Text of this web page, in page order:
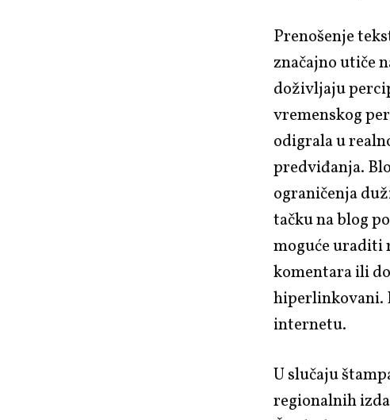
Prenošenje
značajno utiče
doživljaju
vremenskog
odigrala u
predviđanja.
ograničenja
tačku na blog
moguće uraditi
komentara ili
hiperlinkovani.
internetu.
U slučaju
regionalnih